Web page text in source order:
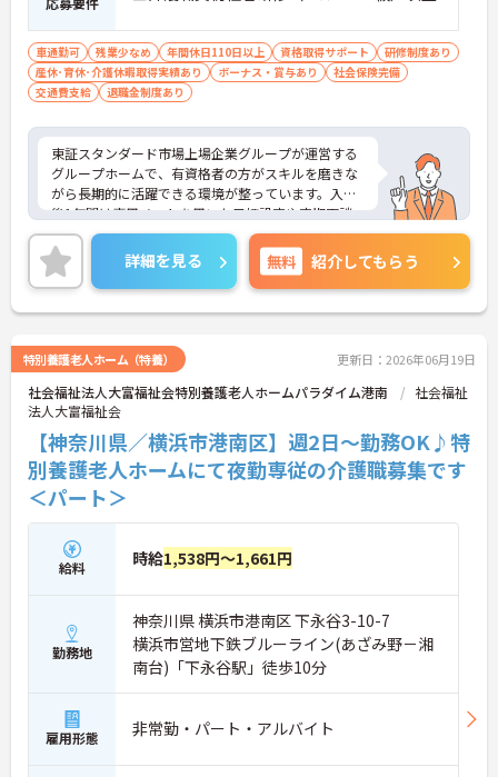
車通勤可 残業少なめ 年間休日110日以上 資格取得サポート
研修制度あり
産休･育休･介護休暇取得実績あり
ボーナス・賞与あり
社会保険完備
交通費支給
退職金制度あり
東証スタンダード市場上場企業グループが運営する
グループホームで、有資格者の方がスキルを磨きな
がら長期的に活躍できる環境が整っています。入社
後1年間は専用ノートを用いた目標設定や定期面談
など手厚いフォロー体制があり、資格取得支援制度
を活用して実務者研修や介護福祉士へのステップア
ップも可能です。お子様の進学に合わせて最大130
万円が支給されるライフイベント手当や退職金制
度、65歳定年制など上場企業グループならではの充
少人数制で、食材宅配を導入しているため調理の負
担が少なく、利用者様とじっくり向き合うことがで
きます。シフトは毎月希望休を提出でき、連休の相
談も可能なためプライベートとの両立もしやすい職
場です。
★おすすめPOINT★
【上場企業グループの安定した待遇と評価】
・明確な評価制度で最大年1万円の昇給が可能です
ります
・残業代は1分単位でしっかりと支給しています
【資格を活かして着実に成長できる教育体制】
・専用ノートと定期面談を用いた1年間の個別フォ
ローがあります
・資格取得支援制度を利用してさらなるステップア
ップが可能です
・独自の社内認定資格制度で段階的にスキルを磨け
ます
【働きやすさを重視した職場環境】
詳細を見る 無料 紹介してもらう
特別養護老人ホーム（特養） 更新日：2026年06月19日
社会福祉法人大富福祉会特別養護老人ホームパラダイム港南
社会福祉
法人大富福祉会
【神奈川県／横浜市港南区】週2日～勤務OK♪特
別養護老人ホームにて夜勤専従の介護職募集です
＜パート＞
給料 時給1,538円～1,661円
勤務地
神奈川県 横浜市港南区 下永谷3-10-7
横浜市営地下鉄ブルーライン(あざみ野－湘
南台)「下永谷駅」徒歩10分
雇用形態 非常勤・パート・アルバイト